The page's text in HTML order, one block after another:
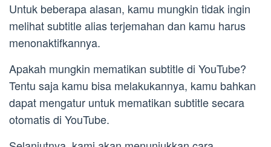
Untuk beberapa alasan, kamu mungkin tidak ingin
melihat subtitle alias terjemahan dan kamu harus
menonaktifkannya.
Apakah mungkin mematikan subtitle di YouTube?
Tentu saja kamu bisa melakukannya, kamu bahkan
dapat mengatur untuk mematikan subtitle secara
otomatis di YouTube.